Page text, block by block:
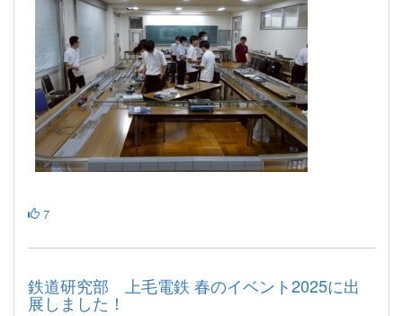
7
鉄道研究部 上毛電鉄 春のイベント2025に出
展しました！